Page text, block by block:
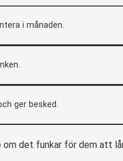
i månaden.
ger besked.
det funkar för dem att